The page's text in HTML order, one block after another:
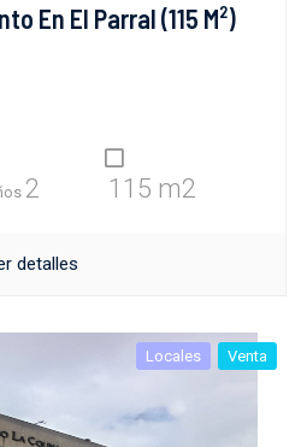
En El Parral (115 M²)
2 115 m2
detalles
Locales Venta